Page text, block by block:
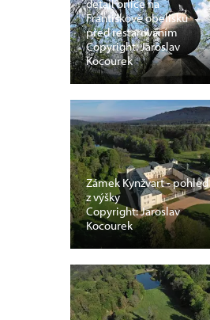
detail orlice na
Františkově obelisku
před restarováním
Copyright: Jaroslav
Kocourek
Zámek Kynžvart - pohled
z výšky
Copyright: Jaroslav
Kocourek